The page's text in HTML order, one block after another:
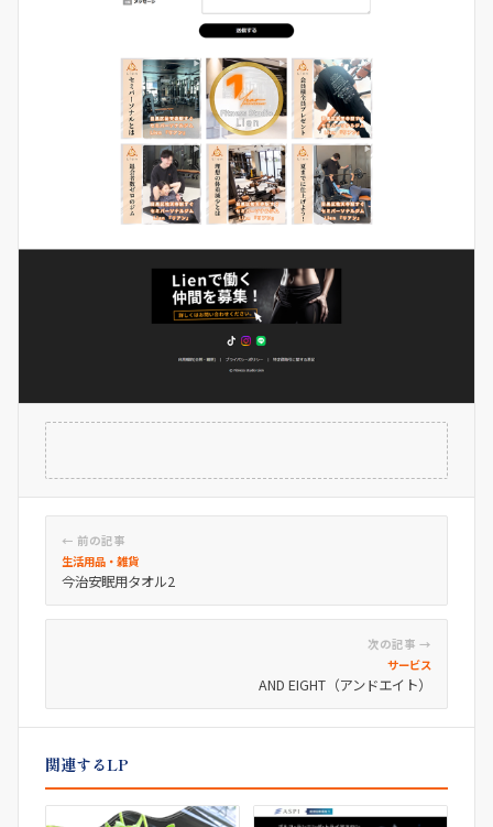
← 前の記事
生活用品・雑貨
今治安眠用タオル2
次の記事 →
サービス
AND EIGHT（アンドエイト）
関連するLP